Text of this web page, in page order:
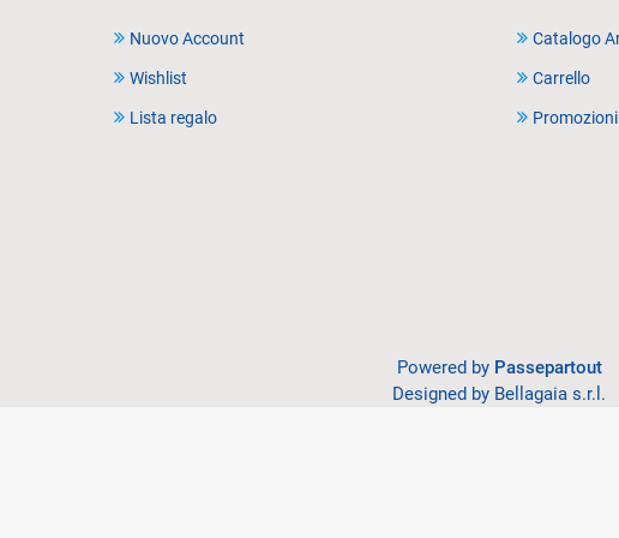
Nuovo Account
Wishlist
Lista regalo
Catalogo
Carrello
Promozioni
Powered by Passepartout
Designed by Bellagaia s.r.l.